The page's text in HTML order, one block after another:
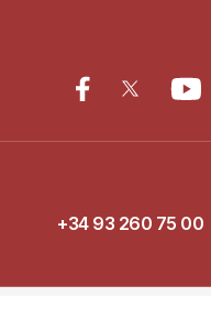
+34 93 260 75 00